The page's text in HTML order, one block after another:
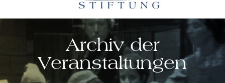
Archiv der
Veranstaltungen